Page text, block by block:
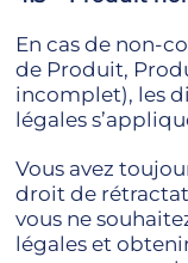
En cas de non-
de Produit,
incomplet), les
légales
Vous avez
droit de
vous ne
légales et